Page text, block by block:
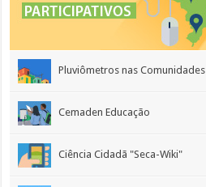
Pluviômetros nas Comunidades
Cemaden Educação
Ciência Cidadã "Seca-Wiki"